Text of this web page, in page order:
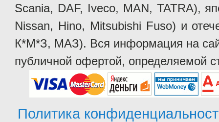
Scania, DAF, Iveco, MAN, TATRA),
Nissan, Hino, Mitsubishi Fuso) и
К*М*З, МАЗ). Вся информация на
публичной офертой, определяемой
Политика